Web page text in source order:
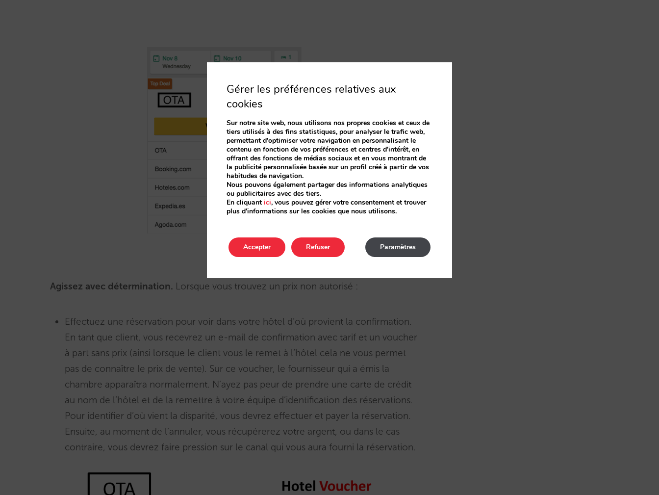
Agissez avec détermination. Lorsque vous trouvez un prix non autorisé :
Effectuez une réservation pour voir dans votre hôtel d’où provient la confirmation.
En tant que client, vous recevrez un e-mail de confirmation avec tarif et un voucher
à part sans prix (ainsi lorsque le client vous le remet à l’hôtel cela ne vous permet
pas de connaître le prix de vente). Sur ce voucher, le fournisseur qui a émis la
chambre apparaîtra normalement. N’ayez pas peur de prendre une carte de crédit
au nom de l’hôtel et de la remettre à votre équipe d’identification des réservations.
Pour identifier d’où vient la disparité, vous devrez effectuer et payer la réservation.
Ensuite, au moment de l’annuler, vous récupérerez votre argent, ou dans le cas
contraire, vous devrez faire pression sur le canal qui vous aura fourni la réservation.
Gérer les préférences relatives aux
cookies
Sur notre site web, nous utilisons nos propres cookies et ceux de
tiers utilisés à des fins statistiques, pour analyser le trafic web,
permettant d'optimiser votre navigation en personnalisant le
contenu en fonction de vos préférences et centres d'intérêt, en
offrant des fonctions de médias sociaux et en vous montrant de
la publicité personnalisée basée sur un profil créé à partir de vos
habitudes de navigation.
Nous pouvons également partager des informations analytiques
ou publicitaires avec des tiers.
En cliquant ici, vous pouvez gérer votre consentement et trouver
plus d'informations sur les cookies que nous utilisons.
Accepter Paramètres
Refuser